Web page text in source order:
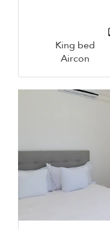
King bed
Aircon